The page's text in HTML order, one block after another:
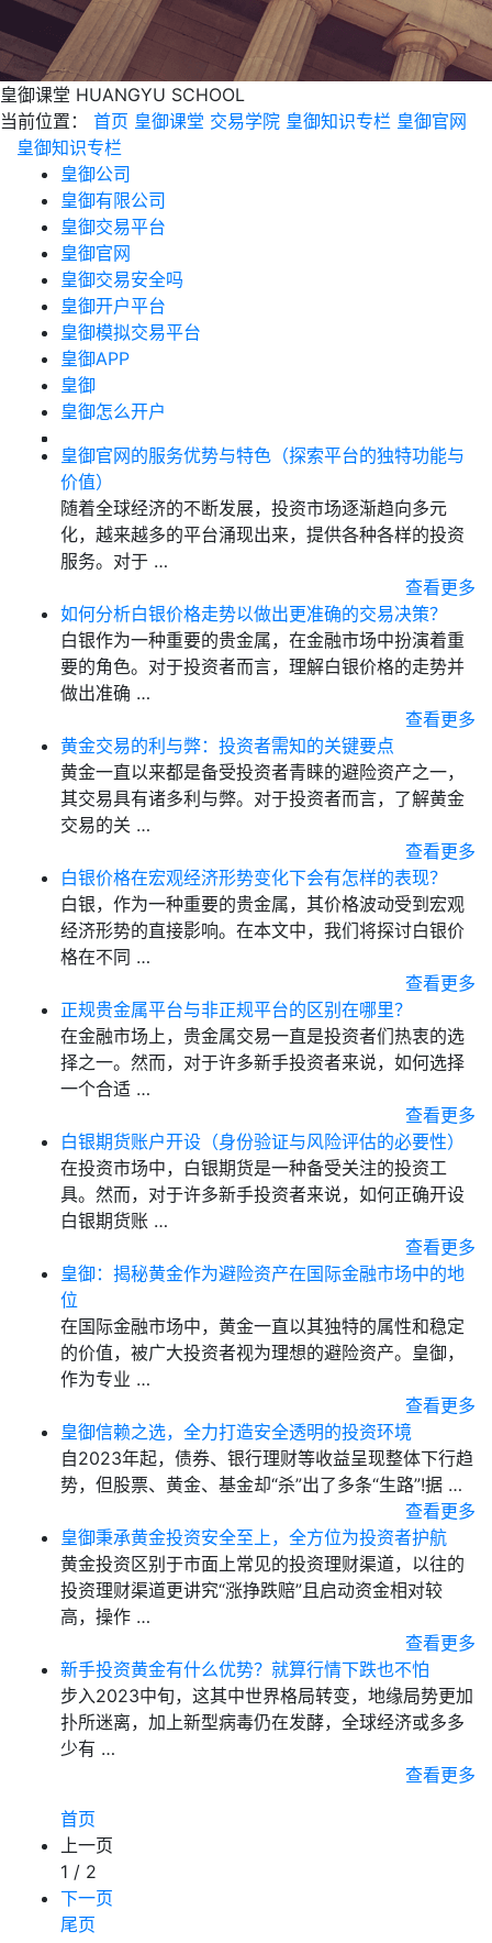
皇御课堂 HUANGYU SCHOOL
当前位置：
首页 皇御课堂 交易学院 皇御知识专栏 皇御官网
皇御知识专栏
皇御公司
皇御有限公司
皇御交易平台
皇御官网
皇御交易安全吗
皇御开户平台
皇御模拟交易平台
皇御APP
皇御
皇御怎么开户
皇御官网的服务优势与特色（探索平台的独特功能与
价值）
随着全球经济的不断发展，投资市场逐渐趋向多元
化，越来越多的平台涌现出来，提供各种各样的投资
服务。对于 …
查看更多
如何分析白银价格走势以做出更准确的交易决策？
白银作为一种重要的贵金属，在金融市场中扮演着重
要的角色。对于投资者而言，理解白银价格的走势并
做出准确 …
查看更多
黄金交易的利与弊：投资者需知的关键要点
黄金一直以来都是备受投资者青睐的避险资产之一，
其交易具有诸多利与弊。对于投资者而言，了解黄金
交易的关 …
查看更多
白银价格在宏观经济形势变化下会有怎样的表现？
白银，作为一种重要的贵金属，其价格波动受到宏观
经济形势的直接影响。在本文中，我们将探讨白银价
格在不同 …
查看更多
正规贵金属平台与非正规平台的区别在哪里？
在金融市场上，贵金属交易一直是投资者们热衷的选
择之一。然而，对于许多新手投资者来说，如何选择
一个合适 …
查看更多
白银期货账户开设（身份验证与风险评估的必要性）
在投资市场中，白银期货是一种备受关注的投资工
具。然而，对于许多新手投资者来说，如何正确开设
白银期货账 …
查看更多
皇御：揭秘黄金作为避险资产在国际金融市场中的地
位
在国际金融市场中，黄金一直以其独特的属性和稳定
的价值，被广大投资者视为理想的避险资产。皇御，
作为专业 …
查看更多
皇御信赖之选，全力打造安全透明的投资环境
自2023年起，债券、银行理财等收益呈现整体下行趋
势，但股票、黄金、基金却“杀”出了多条“生路”!据 …
查看更多
皇御秉承黄金投资安全至上，全方位为投资者护航
黄金投资区别于市面上常见的投资理财渠道，以往的
投资理财渠道更讲究“涨挣跌赔”且启动资金相对较
高，操作 …
查看更多
新手投资黄金有什么优势？就算行情下跌也不怕
步入2023中旬，这其中世界格局转变，地缘局势更加
扑所迷离，加上新型病毒仍在发酵，全球经济或多多
少有 …
查看更多
首页
上一页
1 / 2
下一页
尾页